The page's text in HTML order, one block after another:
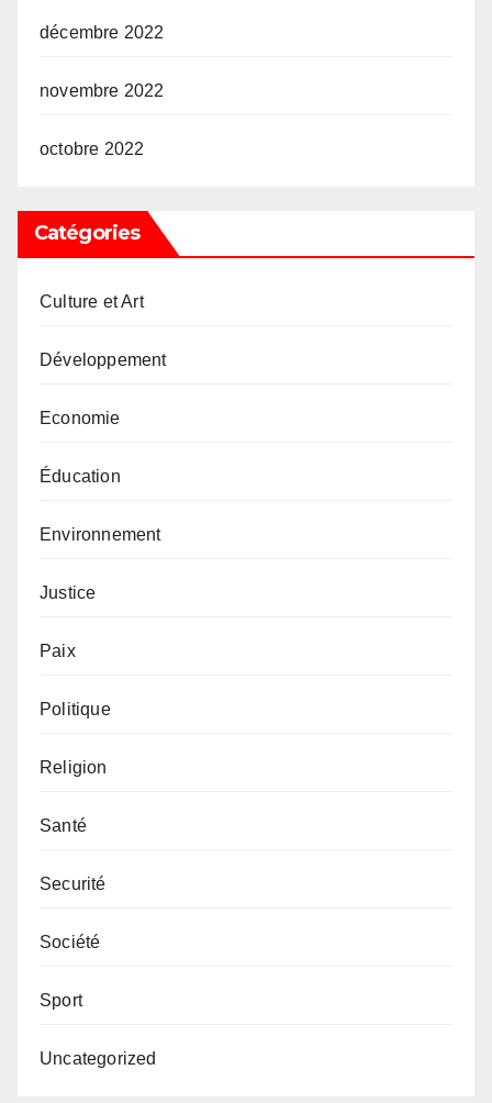
décembre 2022
novembre 2022
octobre 2022
Catégories
Culture et Art
Développement
Economie
Éducation
Environnement
Justice
Paix
Politique
Religion
Santé
Securité
Société
Sport
Uncategorized